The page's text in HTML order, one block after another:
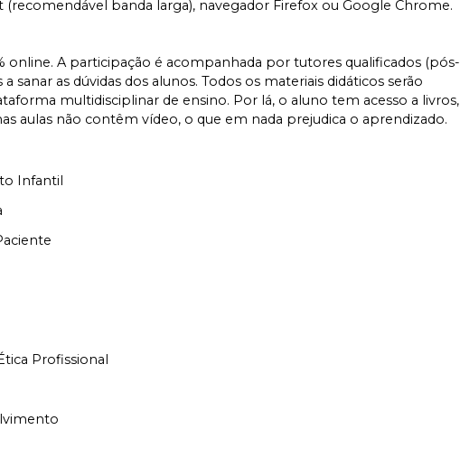
(recomendável banda larga), navegador Firefox ou Google Chrome.
online. A participação é acompanhada por tutores qualificados (pós-
sanar as dúvidas dos alunos. Todos os materiais didáticos serão
multidisciplinar de ensino. Por lá, o aluno tem acesso a livros,
aulas não contêm vídeo, o que em nada prejudica o aprendizado.
Infantil
Profissional